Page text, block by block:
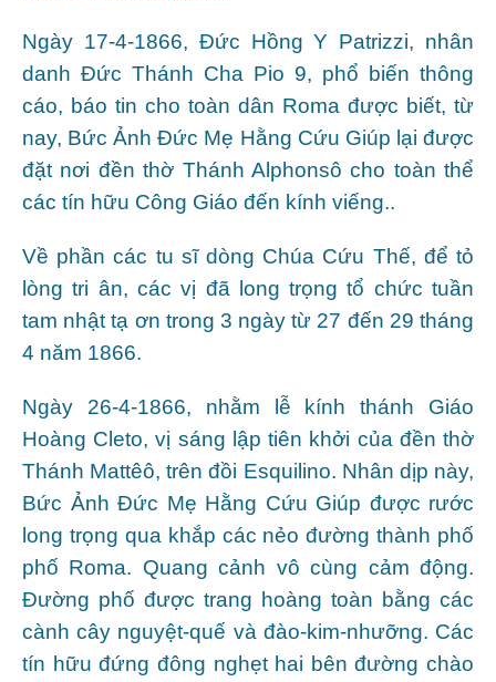
Ngày 17-4-1866, Đức Hồng Y Patrizzi, nhân
danh Đức Thánh Cha Pio 9, phổ biến thông
cáo, báo tin cho toàn dân Roma được biết, từ
nay, Bức Ảnh Đức Mẹ Hằng Cứu Giúp lại được
đặt nơi đền thờ Thánh Alphonsô cho toàn thể
các tín hữu Công Giáo đến kính viếng..
Về phần các tu sĩ dòng Chúa Cứu Thế, để tỏ
lòng tri ân, các vị đã long trọng tổ chức tuần
tam nhật tạ ơn trong 3 ngày từ 27 đến 29 tháng
4 năm 1866.
Ngày 26-4-1866, nhằm lễ kính thánh Giáo
Hoàng Cleto, vị sáng lập tiên khởi của đền thờ
Thánh Mattêô, trên đồi Esquilino. Nhân dịp này,
Bức Ảnh Đức Mẹ Hằng Cứu Giúp được rước
long trọng qua khắp các nẻo đường thành phố
phố Roma. Quang cảnh vô cùng cảm động.
Đường phố được trang hoàng toàn bằng các
cành cây nguyệt-quế và đào-kim-nhưỡng. Các
tín hữu đứng đông nghẹt hai bên đường chào